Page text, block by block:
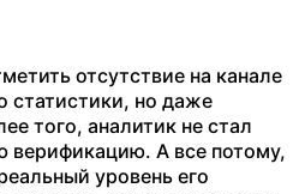
отсутствие на канале
статистики, но даже
того, аналитик не стал
верификацию. А все потому,
уровень его